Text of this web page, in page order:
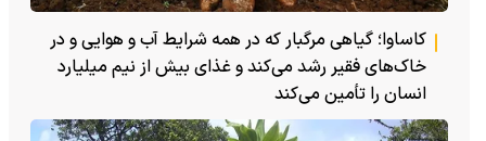
کاساوا؛ گیاهی مرگبار که در همه شرایط آب و هوایی و در
خاک‌های فقیر رشد می‌کند و غذای بیش از نیم میلیارد
انسان را تأمین می‌کند